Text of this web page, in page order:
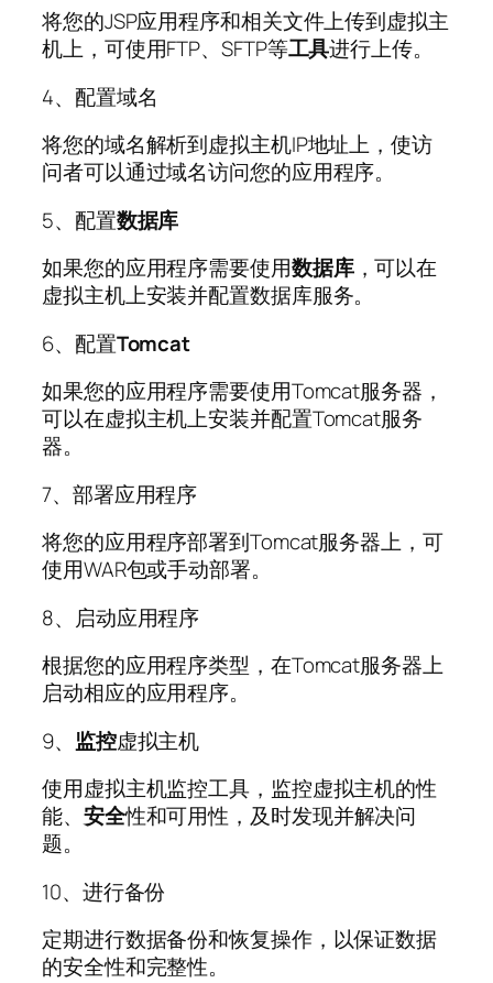
将您的JSP应用程序和相关文件上传到虚拟主
机上，可使用FTP、SFTP等工具进行上传。
4、配置域名
将您的域名解析到虚拟主机IP地址上，使访
问者可以通过域名访问您的应用程序。
5、配置数据库
如果您的应用程序需要使用数据库，可以在
虚拟主机上安装并配置数据库服务。
6、配置Tomcat
如果您的应用程序需要使用Tomcat服务器，
可以在虚拟主机上安装并配置Tomcat服务
器。
7、部署应用程序
将您的应用程序部署到Tomcat服务器上，可
使用WAR包或手动部署。
8、启动应用程序
根据您的应用程序类型，在Tomcat服务器上
启动相应的应用程序。
9、 监控虚拟主机
使用虚拟主机监控工具，监控虚拟主机的性
能、安全性和可用性，及时发现并解决问
题。
10、进行备份
定期进行数据备份和恢复操作，以保证数据
的安全性和完整性。